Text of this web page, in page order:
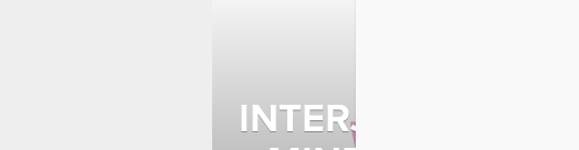
INTERJÚ MILÓ